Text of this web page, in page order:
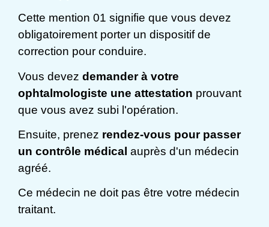
Cette mention 01 signifie que vous devez
obligatoirement porter un dispositif de
correction pour conduire.
Vous devez demander à votre
ophtalmologiste une attestation prouvant
que vous avez subi l'opération.
Ensuite, prenez rendez-vous pour passer
un contrôle médical auprès d'un médecin
agréé.
Ce médecin ne doit pas être votre médecin
traitant.